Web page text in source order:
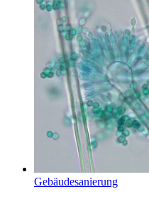
Gebäudesanierung